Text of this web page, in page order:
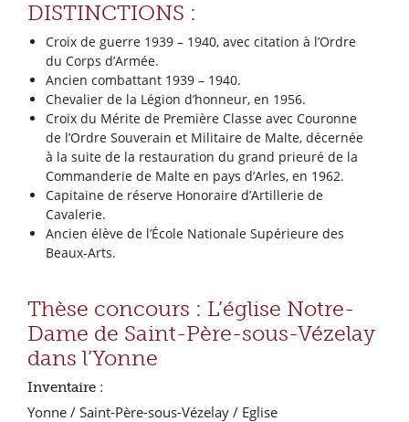
DISTINCTIONS :
Croix de guerre 1939 – 1940, avec citation à l’Ordre
du Corps d’Armée.
Ancien combattant 1939 – 1940.
Chevalier de la Légion d’honneur, en 1956.
Croix du Mérite de Première Classe avec Couronne
de l’Ordre Souverain et Militaire de Malte, décernée
à la suite de la restauration du grand prieuré de la
Commanderie de Malte en pays d’Arles, en 1962.
Capitaine de réserve Honoraire d’Artillerie de
Cavalerie.
Ancien élève de l’École Nationale Supérieure des
Beaux-Arts.
Thèse concours : L’église Notre-
Dame de Saint-Père-sous-Vézelay
dans l’Yonne
Inventaire :
Yonne / Saint-Père-sous-Vézelay / Eglise